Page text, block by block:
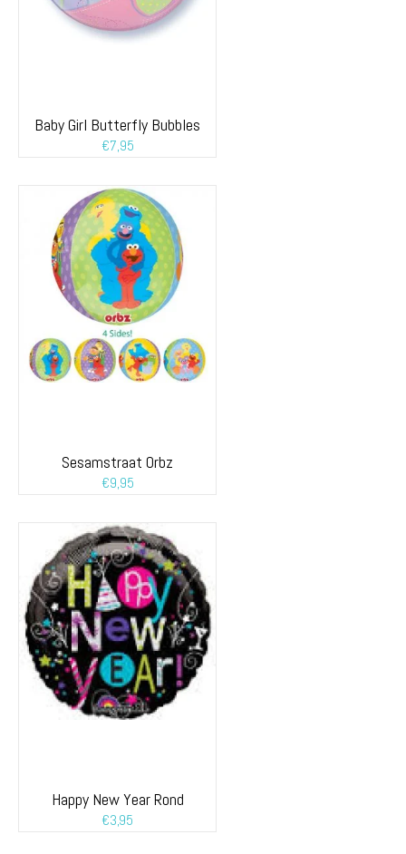
Baby Girl Butterfly Bubbles
€7,95
Sesamstraat Orbz
€9,95
Happy New Year Rond
€3,95